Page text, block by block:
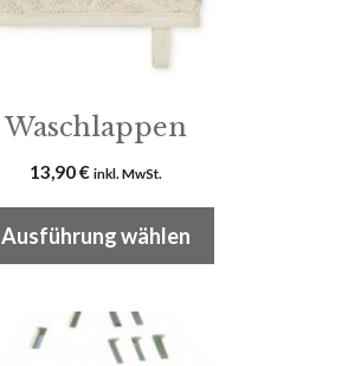
Waschlappen
13,90€ inkl. MwSt.
Ausführung wählen